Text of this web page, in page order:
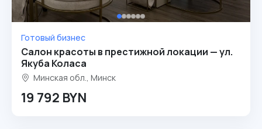
Готовый бизнес
Салон красоты в престижной локации — ул.
Якуба Коласа
Минская обл., Минск
19 792 BYN